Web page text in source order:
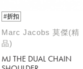
#折扣
Marc Jacobs 莫傑(精
品)
MJ THE DUAL CHAIN